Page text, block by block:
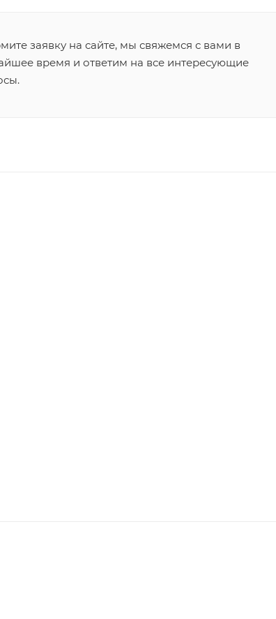
заявку на сайте, мы свяжемся с вами в
время и ответим на все интересующие